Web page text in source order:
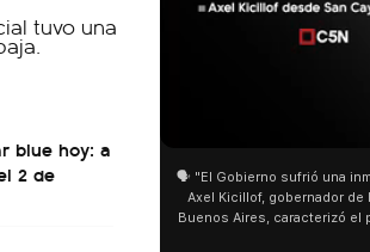
blue hoy: a
2 de
🗣️ "El Gobierno sufrió una
Axel Kicillof, gobernador de
Buenos Aires, caracterizó el